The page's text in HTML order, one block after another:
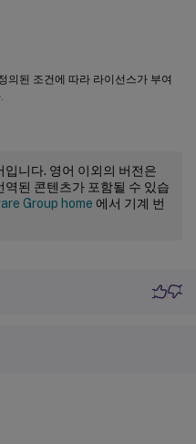
의된 조건에 따라 라이선스가 부여
니다. 영어 이외의 버전은
된 콘텐츠가 포함될 수 있습
Group home 에서 기계 번